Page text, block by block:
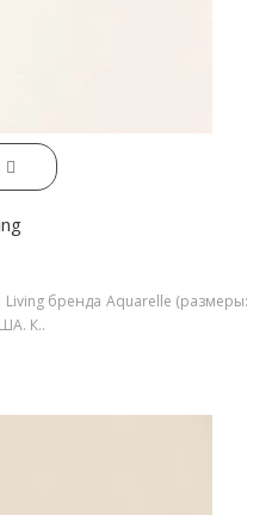
бренда Aquarelle (размеры:
К..